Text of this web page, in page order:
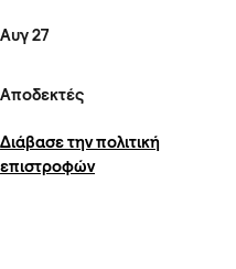
Αυγ 27
Αποδεκτές
Διάβασε την πολιτική
επιστροφών